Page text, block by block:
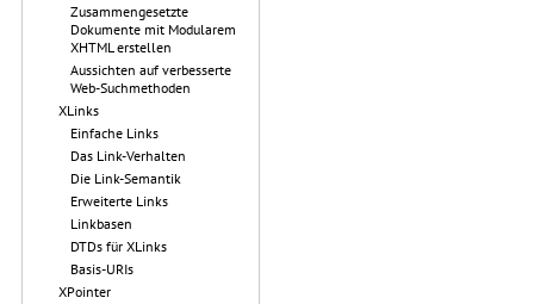
Zusammengesetzte
Dokumente mit Modularem
XHTML erstellen
Aussichten auf verbesserte
Web-Suchmethoden
XLinks
Einfache Links
Das Link-Verhalten
Die Link-Semantik
Erweiterte Links
Linkbasen
DTDs für XLinks
Basis-URIs
XPointer